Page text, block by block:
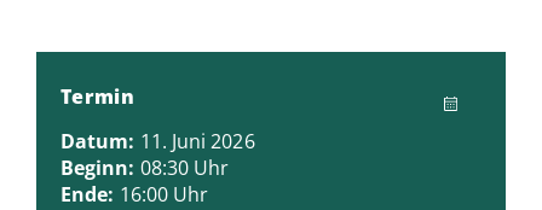
Termin
Datum: 11. Juni 2026
Beginn: 08:30 Uhr
Ende: 16:00 Uhr